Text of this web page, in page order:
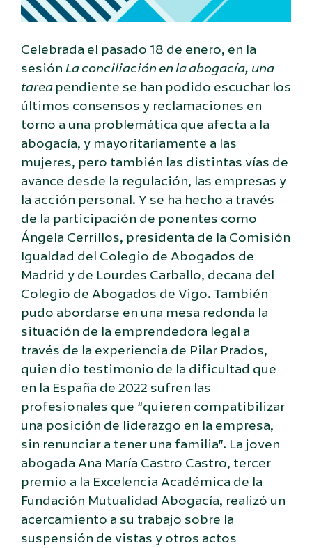
Celebrada el pasado 18 de enero, en la
sesión La conciliación en la abogacía, una
tarea pendiente se han podido escuchar los
últimos consensos y reclamaciones en
torno a una problemática que afecta a la
abogacía, y mayoritariamente a las
mujeres, pero también las distintas vías de
avance desde la regulación, las empresas y
la acción personal. Y se ha hecho a través
de la participación de ponentes como
Ángela Cerrillos, presidenta de la Comisión
Igualdad del Colegio de Abogados de
Madrid y de Lourdes Carballo, decana del
Colegio de Abogados de Vigo. También
pudo abordarse en una mesa redonda la
situación de la emprendedora legal a
través de la experiencia de Pilar Prados,
quien dio testimonio de la dificultad que
en la España de 2022 sufren las
profesionales que “quieren compatibilizar
una posición de liderazgo en la empresa,
sin renunciar a tener una familia”. La joven
abogada Ana María Castro Castro, tercer
premio a la Excelencia Académica de la
Fundación Mutualidad Abogacía, realizó un
acercamiento a su trabajo sobre la
suspensión de vistas y otros actos